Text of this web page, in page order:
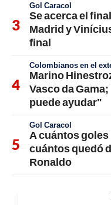
Gol Caracol
Se acerca el
Madrid y
final
Colombianos en el
Marino
Vasco da
puede ayudar"
Gol Caracol
A cuántos
cuántos quedó
Ronaldo